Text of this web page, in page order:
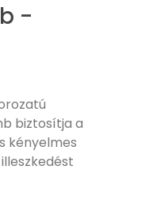
-
biztosítja a
kényelmes